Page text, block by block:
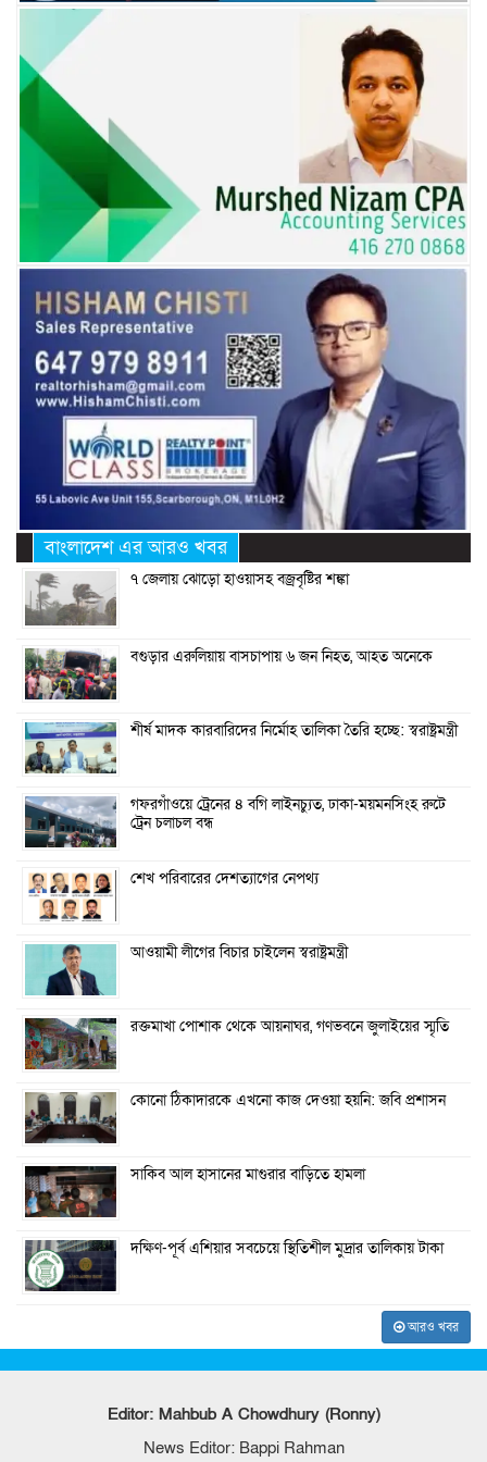
বাংলাদেশ এর আরও খবর
৭ জেলায় ঝোড়ো হাওয়াসহ বজ্রবৃষ্টির শঙ্কা
বগুড়ার এরুলিয়ায় বাসচাপায় ৬ জন নিহত, আহত অনেকে
শীর্ষ মাদক কারবারিদের নির্মোহ তালিকা তৈরি হচ্ছে: স্বরাষ্ট্রমন্ত্রী
গফরগাঁওয়ে ট্রেনের ৪ বগি লাইনচ্যুত, ঢাকা-ময়মনসিংহ রুটে
ট্রেন চলাচল বন্ধ
শেখ পরিবারের দেশত্যাগের নেপথ্য
আওয়ামী লীগের বিচার চাইলেন স্বরাষ্ট্রমন্ত্রী
রক্তমাখা পোশাক থেকে আয়নাঘর, গণভবনে জুলাইয়ের স্মৃতি
কোনো ঠিকাদারকে এখনো কাজ দেওয়া হয়নি: জবি প্রশাসন
সাকিব আল হাসানের মাগুরার বাড়িতে হামলা
দক্ষিণ-পূর্ব এশিয়ার সবচেয়ে স্থিতিশীল মুদ্রার তালিকায় টাকা
আরও খবর
Editor: Mahbub A Chowdhury (Ronny)
News Editor: Bappi Rahman